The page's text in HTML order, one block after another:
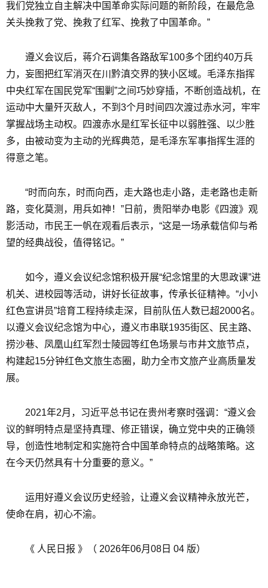
我们党独立自主解决中国革命实际问题的新阶段，在最危急
关头挽救了党、挽救了红军、挽救了中国革命。”
遵义会议后，蒋介石调集各路敌军100多个团约40万兵
力，妄图把红军消灭在川黔滇交界的狭小区域。毛泽东指挥
中央红军在国民党军“围剿”之间巧妙穿插，不断创造战机，在
运动中大量歼灭敌人，不到3个月时间四次渡过赤水河，牢牢
掌握战场主动权。四渡赤水是红军长征中以弱胜强、以少胜
多，由被动变为主动的光辉典范，是毛泽东军事指挥生涯的
得意之笔。
“时而向东，时而向西，走大路也走小路，走老路也走新
路，变化莫测，用兵如神！”日前，贵阳举办电影《四渡》观
影活动，市民王一帆在观看后表示，“这是一场承载信仰与希
望的经典战役，值得铭记。”
如今，遵义会议纪念馆积极开展“纪念馆里的大思政课”进
机关、进校园等活动，讲好长征故事，传承长征精神。“小小
红色宣讲员”培育工程持续走深，目前队伍人数已超2000名。
以遵义会议纪念馆为中心，遵义市串联1935街区、民主路、
捞沙巷、凤凰山红军烈士陵园等红色场景与市井文旅节点，
构建起15分钟红色文旅生态圈，助力全市文旅产业高质量发
展。
2021年2月，习近平总书记在贵州考察时强调：“遵义会
议的鲜明特点是坚持真理、修正错误，确立党中央的正确领
导，创造性地制定和实施符合中国革命特点的战略策略。这
在今天仍然具有十分重要的意义。”
运用好遵义会议历史经验，让遵义会议精神永放光芒，
使命在肩，初心不渝。
《 人民日报 》（ 2026年06月08日 04 版）